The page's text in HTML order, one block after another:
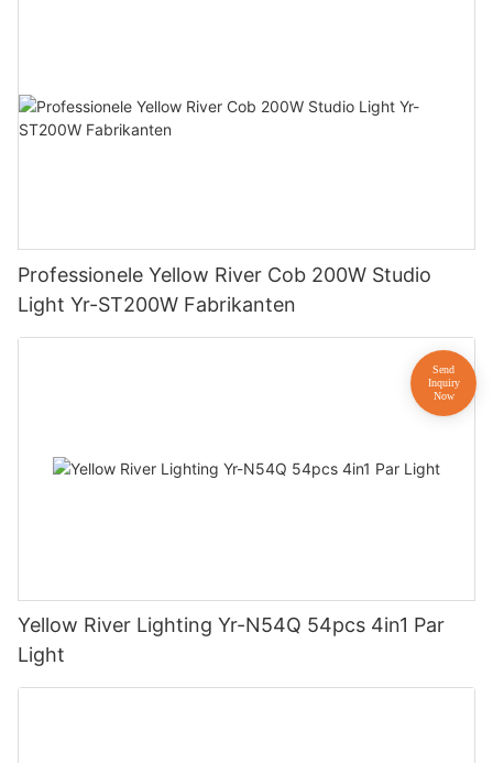
Professionele Yellow River Cob 200W Studio
Light Yr-ST200W Fabrikanten
Yellow River Lighting Yr-N54Q 54pcs 4in1 Par
Light